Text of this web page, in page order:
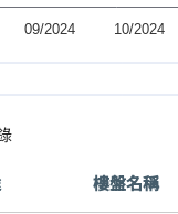
樓盤名稱